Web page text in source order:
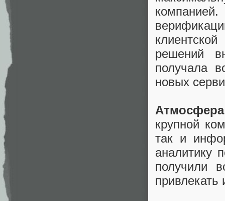
решений
получала
новых
Атмосфера
крупной
так и
аналитику
получили
привлекать